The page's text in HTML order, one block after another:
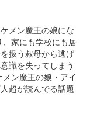
メン魔王の娘にな
家にも学校にも居
扱う叔母から逃げ
識を失ってしまう
ン魔王の娘・アイ
超が読んでる話題